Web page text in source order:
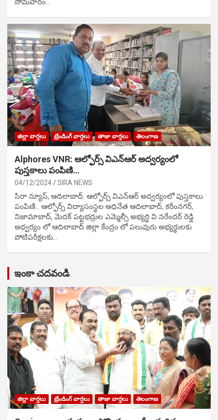
సోమవారం…
జిల్లా వార్తలు ట్రేండింగ్ వార్తలు తాజా వార్తలు తెలంగాణ
Alphores VNR: ఆల్ఫోర్స్ విఎన్ఆర్ అద్వర్యంలో
పుస్తకాలు పంపిణి…
04/12/2024 SIRA NEWS
సిరా న్యూస్, ఆదిలాబాద్: ఆల్ఫోర్స్ విఎన్ఆర్ అద్వర్యంలో పుస్తకాలు
పంపిణి… ఆల్ఫోర్స్ విద్యాసంస్థల అధినేత ఆదిలాబాద్, కరీంనగర్,
నిజామాబాద్, మెదక్ పట్టభద్రుల ఎమ్మెల్సీ అభ్యర్థి వి నరేందర్ రెడ్డి
అధ్వర్యం లో ఆదిలాబాద్ జిల్లా కేంద్రం లో పలువురు అభ్యర్థులకు
పోటిప‌రీక్ష‌ల‌కు…
ఇంకా చదవండి
జిల్లా వార్తలు ట్రేండింగ్ వార్తలు తాజా వార్తలు తెలంగాణ